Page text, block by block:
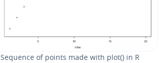
Sequence of points made with plot() in R